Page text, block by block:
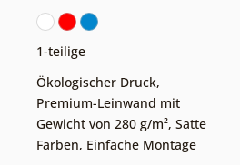
1-teilige
Ökologischer Druck,
Premium-Leinwand mit
Gewicht von 280 g/m², Satte
Farben, Einfache Montage